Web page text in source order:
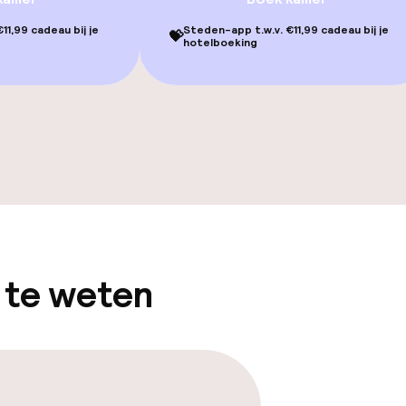
cadeau bij je
💝Steden-app t.w.v. €11,99 cadeau bij je
hotelboeking
te weten